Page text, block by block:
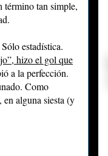
término tan simple,
estadística.
hizo el gol que
a la perfección.
Como
en alguna siesta (y